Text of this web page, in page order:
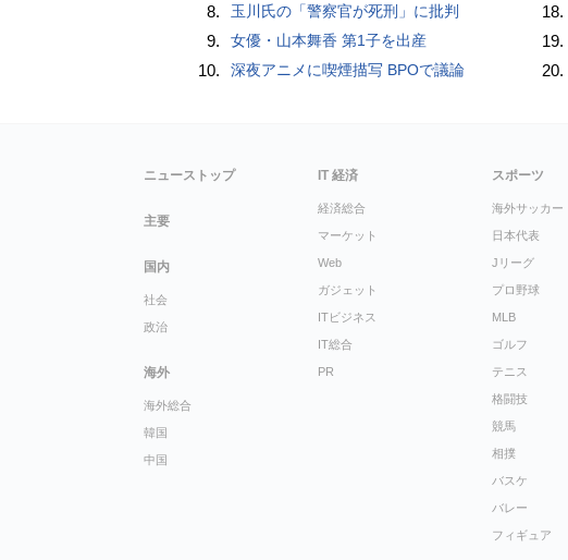
8. 玉川氏の「警察官が死刑」に批判
9. 女優・山本舞香 第1子を出産
10. 深夜アニメに喫煙描写 BPOで議論
18.
19.
20.
ニューストップ
主要
国内
社会
政治
海外
海外総合
韓国
中国
IT 経済
経済総合
マーケット
Web
ガジェット
ITビジネス
IT総合
PR
スポーツ
海外サッカー
日本代表
Jリーグ
プロ野球
MLB
ゴルフ
テニス
格闘技
競馬
相撲
バスケ
バレー
フィギュア